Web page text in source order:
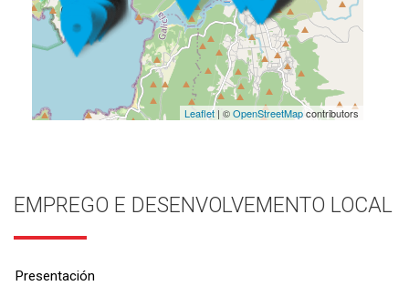
Leaflet| ©OpenStreetMapcontributors
EMPREGO E DESENVOLVEMENTO LOCAL
Presentación